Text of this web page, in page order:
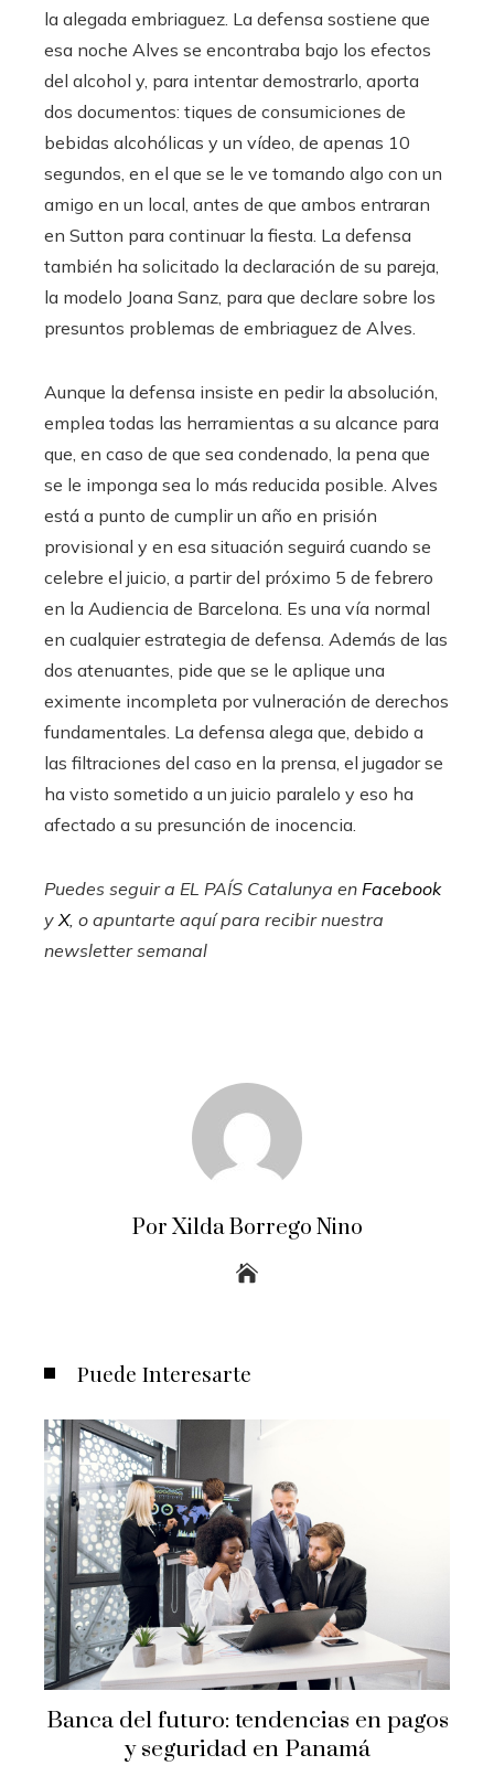
la alegada embriaguez. La defensa sostiene que
esa noche Alves se encontraba bajo los efectos
del alcohol y, para intentar demostrarlo, aporta
dos documentos: tiques de consumiciones de
bebidas alcohólicas y un vídeo, de apenas 10
segundos, en el que se le ve tomando algo con un
amigo en un local, antes de que ambos entraran
en Sutton para continuar la fiesta. La defensa
también ha solicitado la declaración de su pareja,
la modelo Joana Sanz, para que declare sobre los
presuntos problemas de embriaguez de Alves.
Aunque la defensa insiste en pedir la absolución,
emplea todas las herramientas a su alcance para
que, en caso de que sea condenado, la pena que
se le imponga sea lo más reducida posible. Alves
está a punto de cumplir un año en prisión
provisional y en esa situación seguirá cuando se
celebre el juicio, a partir del próximo 5 de febrero
en la Audiencia de Barcelona. Es una vía normal
en cualquier estrategia de defensa. Además de las
dos atenuantes, pide que se le aplique una
eximente incompleta por vulneración de derechos
fundamentales. La defensa alega que, debido a
las filtraciones del caso en la prensa, el jugador se
ha visto sometido a un juicio paralelo y eso ha
afectado a su presunción de inocencia.
Puedes seguir a EL PAÍS Catalunya en Facebook
y X, o apuntarte aquí para recibirnuestra
newsletter semanal
Por Xilda Borrego Nino
Puede Interesarte
Banca del futuro: tendencias en pagos
y seguridad en Panamá